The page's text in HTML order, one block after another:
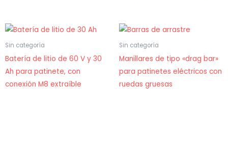
Sin categoría
Batería de litio de 60 V y 30
Ah para patinete, con
conexión M8 extraíble
Sin categoría
Manillares de tipo «drag bar»
para patinetes eléctricos con
ruedas gruesas